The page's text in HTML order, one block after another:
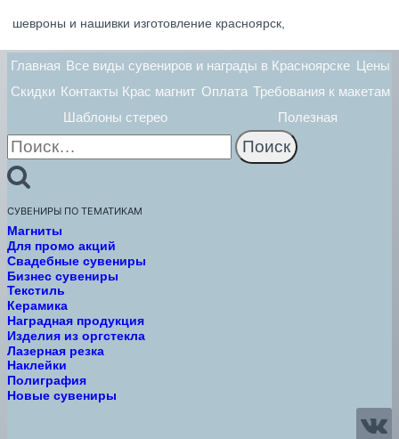
шевроны и нашивки изготовление красноярск,
Главная Все виды сувениров и награды в Красноярске Цены
Скидки Контакты Крас магнит Оплата Требования к макетам
Шаблоны стерео
Полезная
Найти:
СУВЕНИРЫ ПО ТЕМАТИКАМ
Магниты
Для промо акций
Свадебные сувениры
Бизнес сувениры
Текстиль
Керамика
Наградная продукция
Изделия из оргстекла
Лазерная резка
Наклейки
Полиграфия
Новые сувениры